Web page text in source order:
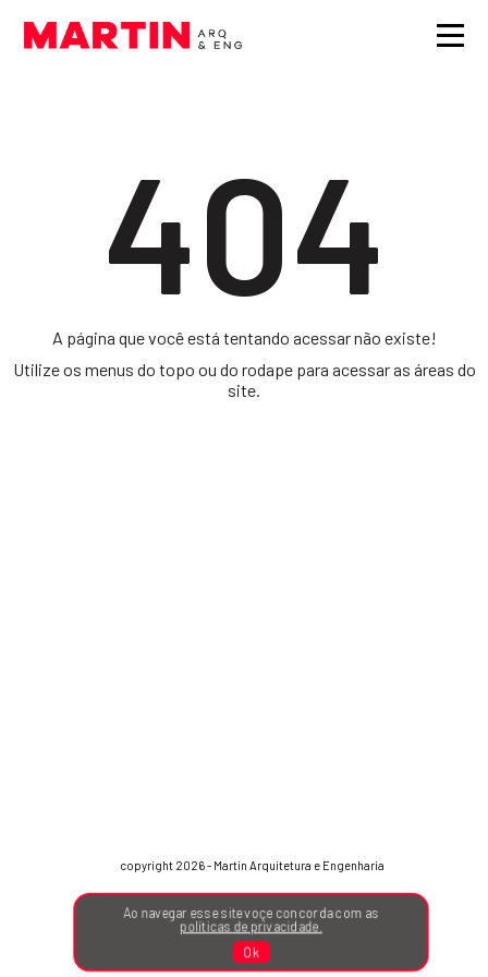
404
A página que você está tentando acessar não existe!
Utilize os menus do topo ou do rodape para acessar as áreas do
site.
Ao navegar esse site voçe concorda com as
políticas de privacidade.
Ok
copyright 2026 - Martin Arquitetura e Engenharia